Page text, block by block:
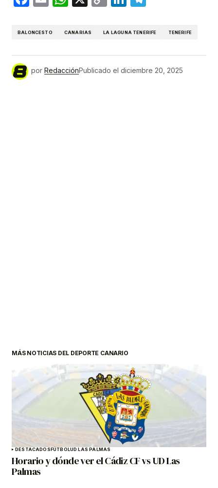
BALONCESTO CANARIAS LA LAGUNA TENERIFE TENERIFE
por RedacciónPublicado el diciembre 20, 2025
MÁS NOTICIAS DEL DEPORTE CANARIO
DESTACADOSFÚTBOLUD LAS PALMAS
Horario y dónde ver el Cádiz CF vs UD Las
Palmas